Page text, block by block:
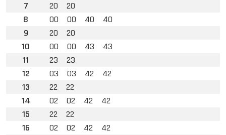
7 20
20
8
00 00 40
40
9
20
20
10
00 00 43
43
11
23
23
12
03 03 42
42
13
22
22
14
02 02 42
42
15
22
22
16
02 02 42
42